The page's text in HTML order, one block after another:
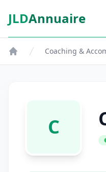
Aspect SDM
JLDAnnuaire
Coaching &
C